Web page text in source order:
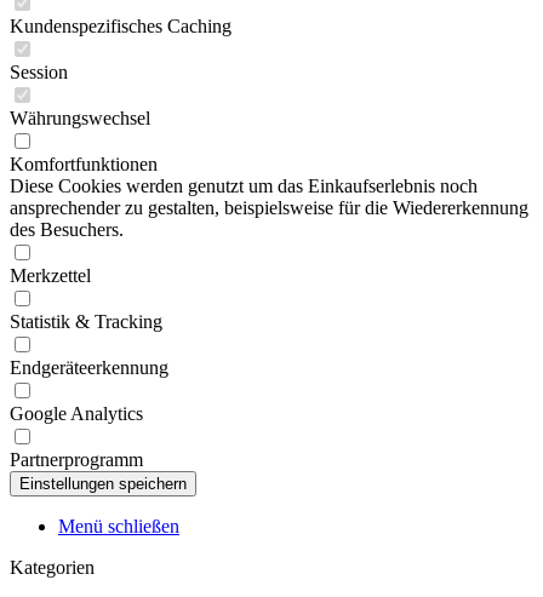
Kundenspezifisches Caching
Session
Währungswechsel
Komfortfunktionen
Diese Cookies werden genutzt um das Einkaufserlebnis noch
ansprechender zu gestalten, beispielsweise für die Wiedererkennung
des Besuchers.
Merkzettel
Statistik & Tracking
Endgeräteerkennung
Google Analytics
Partnerprogramm
Menü schließen
Kategorien